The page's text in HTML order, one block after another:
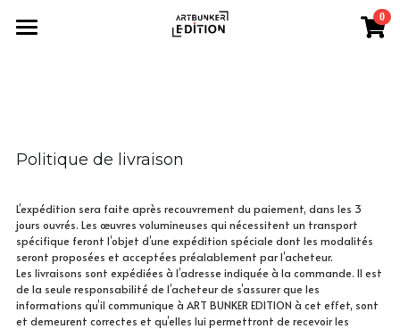
0
Raw water
Black White
The face
Focus
Connexion/S'inscrire
Rechercher
Politique de livraison
L’expédition sera faite après recouvrement du paiement, dans les 3
jours ouvrés. Les œuvres volumineuses qui nécessitent un transport
spécifique feront l’objet d’une expédition spéciale dont les modalités
seront proposées et acceptées préalablement par l’acheteur.
Les livraisons sont expédiées à l’adresse indiquée à la commande. Il est
de la seule responsabilité de l’acheteur de s’assurer que les
informations qu’il communique à ART BUNKER EDITION à cet effet, sont
et demeurent correctes et qu’elles lui permettront de recevoir les
×
LES CATÉGORIES DE LA BOUTIQUE